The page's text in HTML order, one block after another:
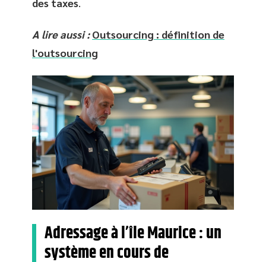
A lire aussi : Outsourcing : définition de
l'outsourcing
Adressage à l’île Maurice : un
système en cours de